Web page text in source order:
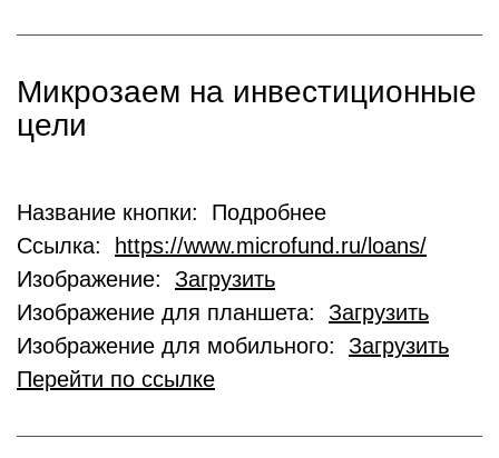
Микрозаем на инвестиционные
цели
Название кнопки: Подробнее
Ссылка:
https://www.microfund.ru/loans/
Изображение: Загрузить
Изображение для планшета: Загрузить
Изображение для мобильного: Загрузить
Перейти по ссылке